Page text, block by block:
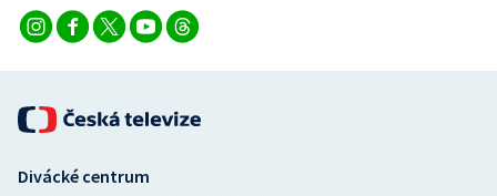
Divácké centrum